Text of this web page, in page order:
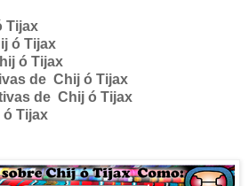
Tijax
ó Tijax
ó Tijax
de Chij ó Tijax
de Chij ó Tijax
ó Tijax